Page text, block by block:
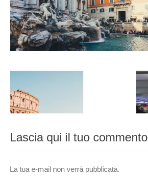
Lascia qui il tuo commento
La tua e-mail non verrà pubblicata.